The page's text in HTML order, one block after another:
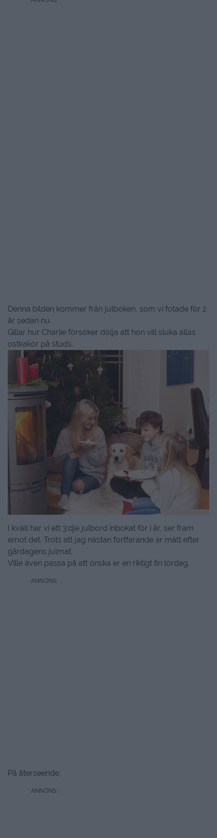
Denna bilden kommer från julboken, som vi fotade för 2
år sedan nu.
Gillar hur Charlie försöker dölja att hon vill sluka allas
ostkakor på studs.
I kväll har vi ett 3:dje julbord inbokat för i år, ser fram
emot det. Trots att jag nästan fortfarande är mätt efter
gårdagens julmat.
Ville även passa på att önska er en riktigt fin lördag,
På återseende,